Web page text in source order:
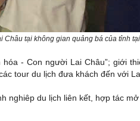
Châu tại không gian quảng bá của tỉnh
- Con người Lai Châu”; giới
tour du lịch đưa khách đến với
du lịch liên kết, hợp tác